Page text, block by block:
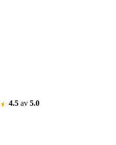
4.5 av 5.0